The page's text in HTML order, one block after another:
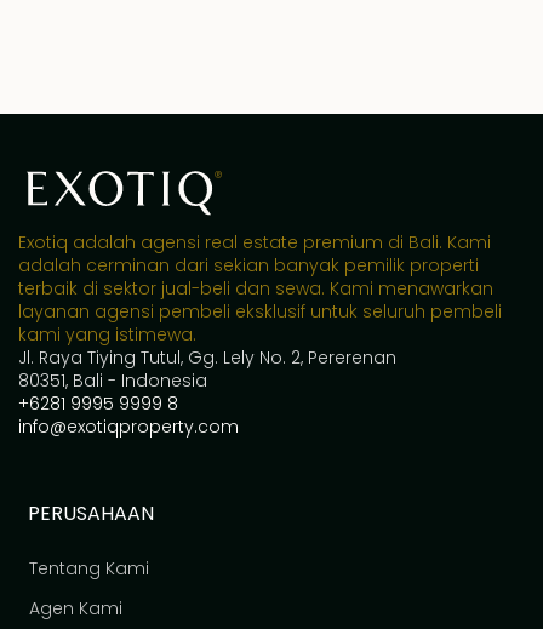
Exotiq adalah agensi real estate premium di Bali. Kami
adalah cerminan dari sekian banyak pemilik properti
terbaik di sektor jual-beli dan sewa. Kami menawarkan
layanan agensi pembeli eksklusif untuk seluruh pembeli
kami yang istimewa.
Jl. Raya Tiying Tutul, Gg. Lely No. 2, Pererenan
80351, Bali - Indonesia
+6281 9995 9999 8
info@exotiqproperty.com
PERUSAHAAN
Tentang Kami
Agen Kami